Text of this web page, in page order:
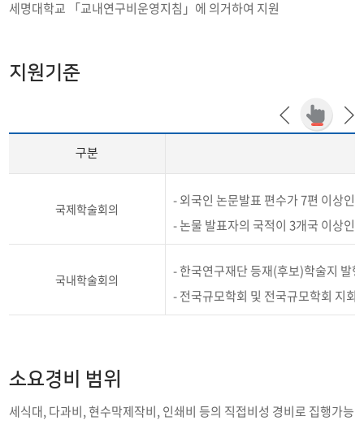
세명대학교 「교내연구비운영지침」에 의거하여 지원
지원기준
구분
국제학술회의
- 외국인 논문발표 편수가 7편 이상인
- 논물 발표자의 국적이 3개국 이상인
국내학술회의
- 한국연구재단 등재(후보)학술지 발
- 전국규모학회 및 전국규모학회 지회
소요경비 범위
세식대, 다과비, 현수막제작비, 인쇄비 등의 직접비성 경비로 집행가능